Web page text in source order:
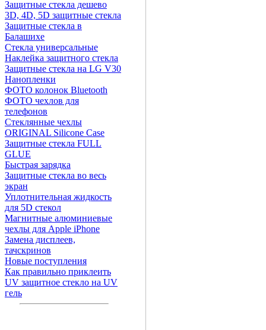
Защитные стекла дешево
3D, 4D, 5D защитные стекла
Защитные стекла в
Балашихе
Стекла универсальные
Наклейка защитного стекла
Защитные стекла на LG V30
Нанопленки
ФОТО колонок Bluetooth
ФOTO чехлов для
телефонов
Стеклянные чехлы
ORIGINAL Silicone Case
Защитные стекла FULL
GLUE
Быстрая зарядка
Защитные стекла во весь
экран
Уплотнительная жидкость
для 5D стекол
Магнитные алюминиевые
чехлы для Apple iPhone
Замена дисплеев,
тачскринов
Новые поступления
Как правильно приклеить
UV защитное стекло на UV
гель